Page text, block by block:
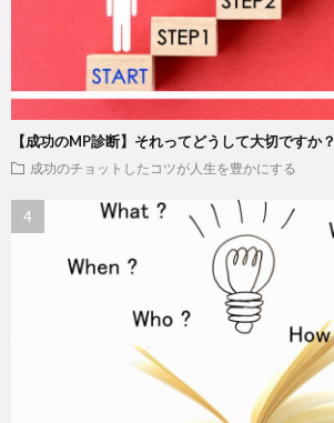
【成功のMP診断】それってどうして大切ですか？
成功のチョットしたコツが人生を豊かにする